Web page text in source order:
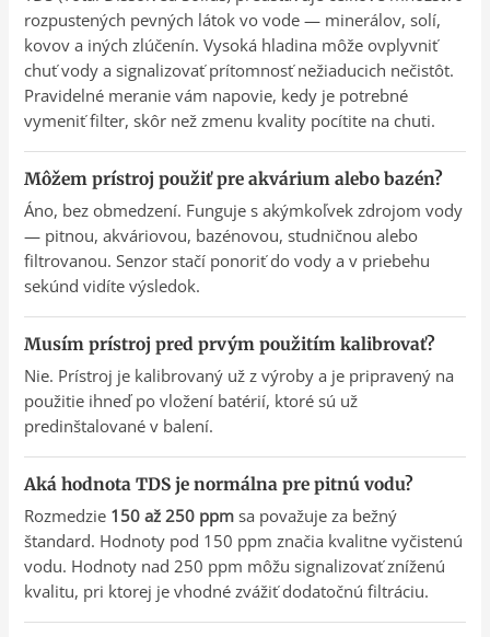
rozpustených pevných látok vo vode — minerálov, solí,
kovov a iných zlúčenín. Vysoká hladina môže ovplyvniť
chuť vody a signalizovať prítomnosť nežiaducich nečistôt.
Pravidelné meranie vám napovie, kedy je potrebné
vymeniť filter, skôr než zmenu kvality pocítite na chuti.
Môžem prístroj použiť pre akvárium alebo bazén?
Áno, bez obmedzení. Funguje s akýmkoľvek zdrojom vody
— pitnou, akváriovou, bazénovou, studničnou alebo
filtrovanou. Senzor stačí ponoriť do vody a v priebehu
sekúnd vidíte výsledok.
Musím prístroj pred prvým použitím kalibrovať?
Nie. Prístroj je kalibrovaný už z výroby a je pripravený na
použitie ihneď po vložení batérií, ktoré sú už
predinštalované v balení.
Aká hodnota TDS je normálna pre pitnú vodu?
Rozmedzie 150 až 250 ppm sa považuje za bežný
štandard. Hodnoty pod 150 ppm značia kvalitne vyčistenú
vodu. Hodnoty nad 250 ppm môžu signalizovať zníženú
kvalitu, pri ktorej je vhodné zvážiť dodatočnú filtráciu.